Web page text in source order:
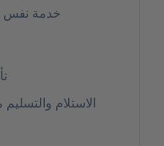
خدمة نفس
الاستلام